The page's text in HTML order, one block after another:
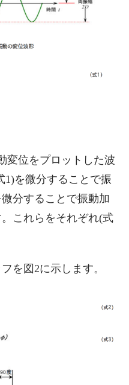
変位をプロットした波
1)を微分することで振
分することで振動加
これらをそれぞれ(式
を図2に示します。